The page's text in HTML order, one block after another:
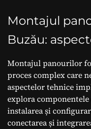
Montajul
Buzău:
Montajul panourilor
proces complex care
aspectelor tehnice
explora
instalarea și
conectarea și